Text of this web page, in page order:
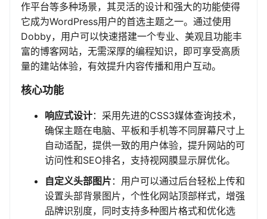
作平台等多种场景，其灵活的设计和强大的功能使得
它成为WordPress用户的首选主题之一。通过使用
Dobby，用户可以快速搭建一个专业、美观且功能丰
富的博客网站，无需深厚的编程知识，即可享受高质
量的建站体验，有效提升内容传播和用户互动。
核心功能
响应式设计：采用先进的CSS3媒体查询技术，
确保主题在电脑、平板和手机等不同屏幕尺寸上
自动适配，提供一致的用户体验，提升网站的可
访问性和SEO排名，支持视网膜显示屏优化。
自定义头部图片：用户可以通过后台轻松上传和
设置头部背景图片，个性化网站顶部样式，增强
品牌识别度，同时支持多种图片格式和优化选